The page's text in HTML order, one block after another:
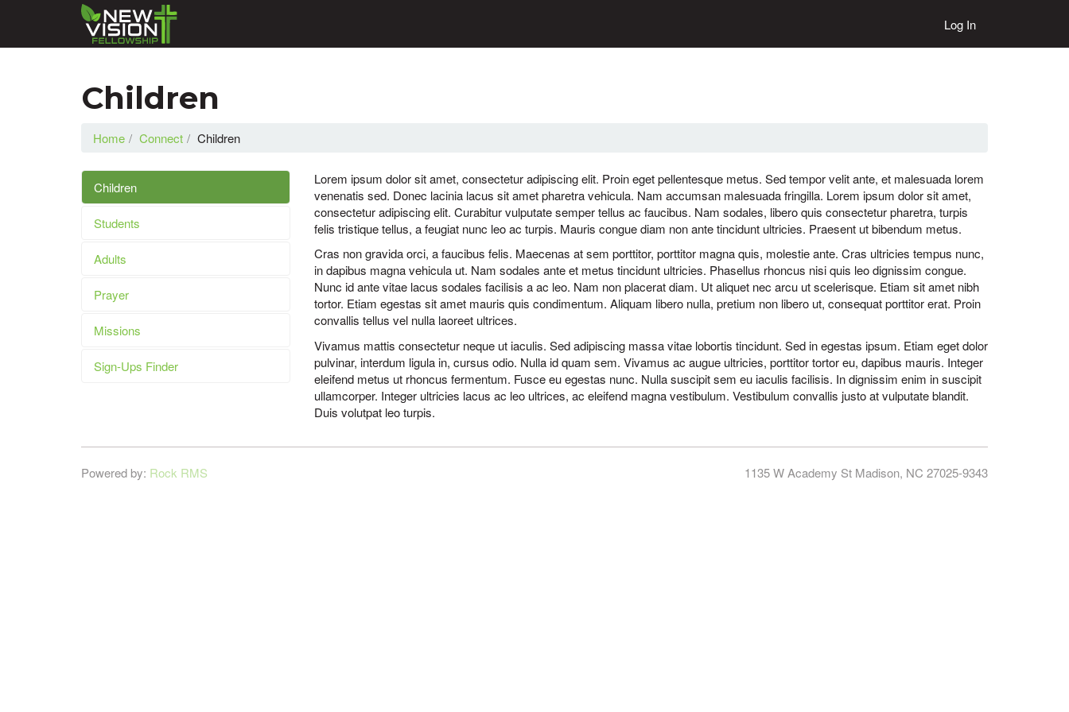
Log In
Children
Home Connect Children
Children
Students
Adults
Prayer
Missions
Sign-Ups Finder
Lorem ipsum dolor sit amet, consectetur adipiscing elit. Proin eget pellentesque metus. Sed tempor velit ante, et malesuada lorem
venenatis sed. Donec lacinia lacus sit amet pharetra vehicula. Nam accumsan malesuada fringilla. Lorem ipsum dolor sit amet,
consectetur adipiscing elit. Curabitur vulputate semper tellus ac faucibus. Nam sodales, libero quis consectetur pharetra, turpis
felis tristique tellus, a feugiat nunc leo ac turpis. Mauris congue diam non ante tincidunt ultricies. Praesent ut bibendum metus.
Cras non gravida orci, a faucibus felis. Maecenas at sem porttitor, porttitor magna quis, molestie ante. Cras ultricies tempus nunc,
in dapibus magna vehicula ut. Nam sodales ante et metus tincidunt ultricies. Phasellus rhoncus nisi quis leo dignissim congue.
Nunc id ante vitae lacus sodales facilisis a ac leo. Nam non placerat diam. Ut aliquet nec arcu ut scelerisque. Etiam sit amet nibh
tortor. Etiam egestas sit amet mauris quis condimentum. Aliquam libero nulla, pretium non libero ut, consequat porttitor erat. Proin
convallis tellus vel nulla laoreet ultrices.
Vivamus mattis consectetur neque ut iaculis. Sed adipiscing massa vitae lobortis tincidunt. Sed in egestas ipsum. Etiam eget dolor
pulvinar, interdum ligula in, cursus odio. Nulla id quam sem. Vivamus ac augue ultricies, porttitor tortor eu, dapibus mauris. Integer
eleifend metus ut rhoncus fermentum. Fusce eu egestas nunc. Nulla suscipit sem eu iaculis facilisis. In dignissim enim in suscipit
ullamcorper. Integer ultricies lacus ac leo ultrices, ac eleifend magna vestibulum. Vestibulum convallis justo at vulputate blandit.
Duis volutpat leo turpis.
Powered by: Rock RMS 1135 W Academy St Madison, NC 27025-9343